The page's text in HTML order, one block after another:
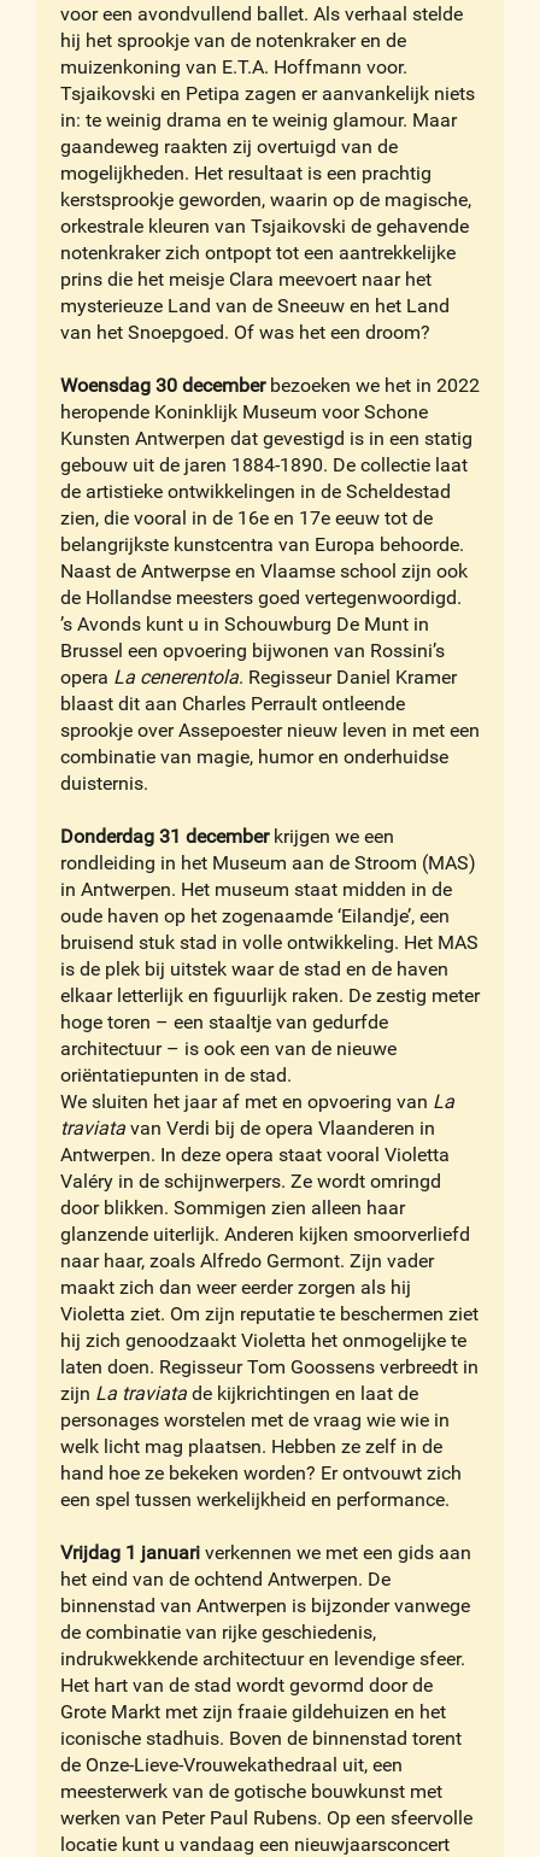
voor een avondvullend ballet. Als verhaal stelde
hij het sprookje van de notenkraker en de
muizenkoning van E.T.A. Hoffmann voor.
Tsjaikovski en Petipa zagen er aanvankelijk niets
in: te weinig drama en te weinig glamour. Maar
gaandeweg raakten zij overtuigd van de
mogelijkheden. Het resultaat is een prachtig
kerstsprookje geworden, waarin op de magische,
orkestrale kleuren van Tsjaikovski de gehavende
notenkraker zich ontpopt tot een aantrekkelijke
prins die het meisje Clara meevoert naar het
mysterieuze Land van de Sneeuw en het Land
van het Snoepgoed. Of was het een droom?
Woensdag 30 decemberbezoeken we het in 2022
heropende Koninklijk Museum voor Schone
Kunsten Antwerpen dat gevestigd is in een statig
gebouw uit de jaren 1884-1890. De collectie laat
de artistieke ontwikkelingen in de Scheldestad
zien, die vooral in de 16e en 17e eeuw tot de
belangrijkste kunstcentra van Europa behoorde.
Naast de Antwerpse en Vlaamse school zijn ook
de Hollandse meesters goed vertegenwoordigd.
’s Avonds kunt u in Schouwburg De Munt in
Brussel een opvoering bijwonen van Rossini’s
opera La cenerentola. Regisseur Daniel Kramer
blaast dit aan Charles Perrault ontleende
sprookje over Assepoester nieuw leven in met een
combinatie van magie, humor en onderhuidse
duisternis.
Donderdag 31 december krijgen we een
rondleiding in het Museum aan de Stroom (MAS)
in Antwerpen. Het museum staat midden in de
oude haven op het zogenaamde ‘Eilandje’, een
bruisend stuk stad in volle ontwikkeling. Het MAS
is de plek bij uitstek waar de stad en de haven
elkaar letterlijk en figuurlijk raken. De zestig meter
hoge toren – een staaltje van gedurfde
architectuur – is ook een van de nieuwe
oriëntatiepunten in de stad.
We sluiten het jaar af met en opvoering van La
traviata van Verdi bij de opera Vlaanderen in
Antwerpen. In deze opera staat vooral Violetta
Valéry in de schijnwerpers. Ze wordt omringd
door blikken. Sommigen zien alleen haar
glanzende uiterlijk. Anderen kijken smoorverliefd
naar haar, zoals Alfredo Germont. Zijn vader
maakt zich dan weer eerder zorgen als hij
Violetta ziet. Om zijn reputatie te beschermen ziet
hij zich genoodzaakt Violetta het onmogelijke te
laten doen. Regisseur Tom Goossens verbreedt in
zijn La traviata de kijkrichtingen en laat de
personages worstelen met de vraag wie wie in
welk licht mag plaatsen. Hebben ze zelf in de
hand hoe ze bekeken worden? Er ontvouwt zich
een spel tussen werkelijkheid en performance.
Vrijdag 1 januari verkennen we met een gids aan
het eind van de ochtend Antwerpen. De
binnenstad van Antwerpen is bijzonder vanwege
de combinatie van rijke geschiedenis,
indrukwekkende architectuur en levendige sfeer.
Het hart van de stad wordt gevormd door de
Grote Markt met zijn fraaie gildehuizen en het
iconische stadhuis. Boven de binnenstad torent
de Onze-Lieve-Vrouwekathedraal uit, een
meesterwerk van de gotische bouwkunst met
werken van Peter Paul Rubens. Op een sfeervolle
locatie kunt u vandaag een nieuwjaarsconcert